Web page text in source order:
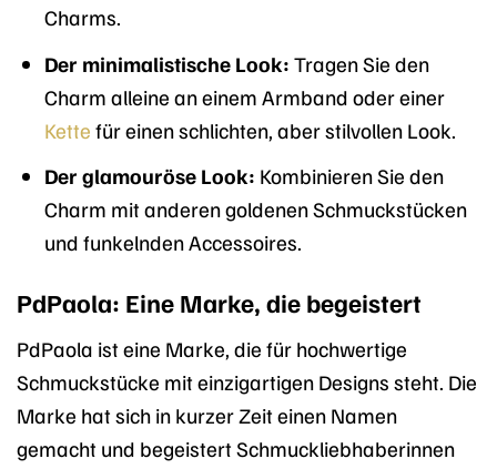
Charms.
Der minimalistische Look: Tragen Sie den
Charm alleine an einem Armband oder einer
Kette für einen schlichten, aber stilvollen Look.
Der glamouröse Look: Kombinieren Sie den
Charm mit anderen goldenen Schmuckstücken
und funkelnden Accessoires.
PdPaola: Eine Marke, die begeistert
PdPaola ist eine Marke, die für hochwertige
Schmuckstücke mit einzigartigen Designs steht. Die
Marke hat sich in kurzer Zeit einen Namen
gemacht und begeistert Schmuckliebhaberinnen